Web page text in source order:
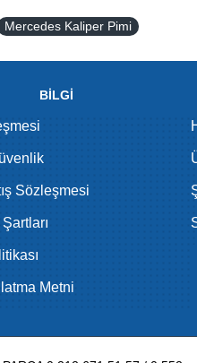
Mercedes Kaliper Pimi
BİLGİ
Sözleşmesi
Metni